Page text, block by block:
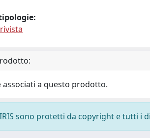
associati a questo prodotto.
sono protetti da copyright e tutti i